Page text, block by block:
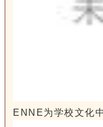
ENNE为学校文化